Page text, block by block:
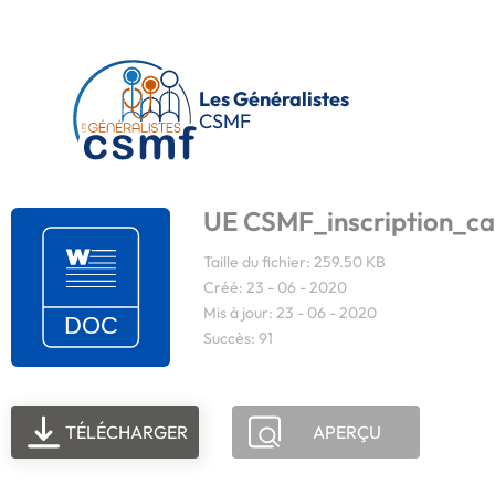
Les Généralistes
CSMF
UE
Taille du fichier: 259.50 KB
Créé: 23 - 06 - 2020
Mis à jour: 23 - 06 - 2020
Succès: 91
TÉLÉCHARGER APERÇU